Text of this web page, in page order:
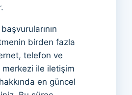
birden fazla
telefon ve
ile iletişim
en güncel